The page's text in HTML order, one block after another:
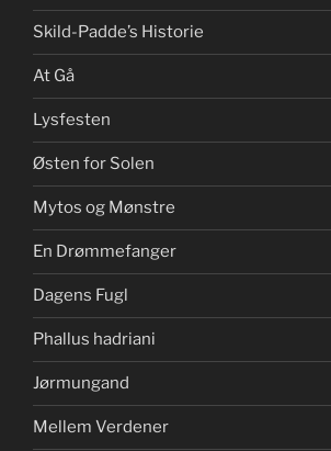
Skild-Padde’s Historie
At Gå
Lysfesten
Østen for Solen
Mytos og Mønstre
En Drømmefanger
Dagens Fugl
Phallus hadriani
Jørmungand
Mellem Verdener